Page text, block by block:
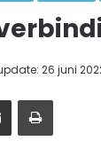
26 juni
Delen via Email Printen